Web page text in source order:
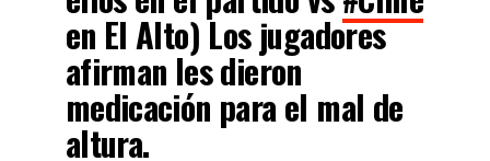
en El Alto) Los jugadores
afirman les dieron
medicación para el mal de
altura.